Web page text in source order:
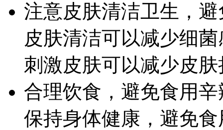
注意皮肤清洁卫生，
皮肤清洁可以减少细
刺激皮肤可以减少皮
合理饮食，避免食用
保持身体健康，避免